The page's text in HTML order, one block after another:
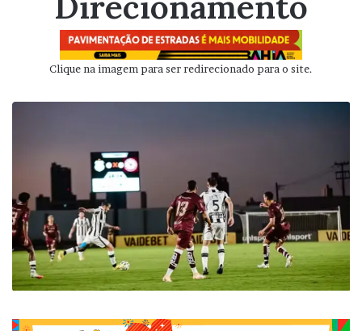
Clique na imagem para ser redirecionado para o site.